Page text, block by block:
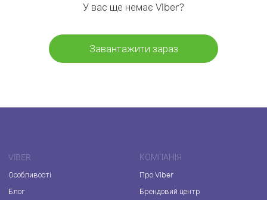
У вас ще немає Viber?
Завантажити зараз
VIBER
Особливості
Блог
КОМПАНІЯ
Про Viber
Брендовий центр